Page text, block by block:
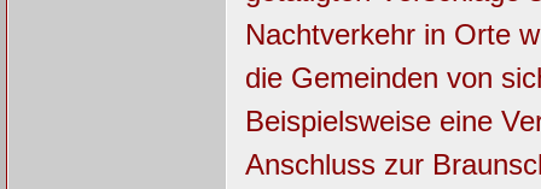
Nachtverkehr in Orte
die Gemeinden von
Beispielsweise eine
Anschluss zur